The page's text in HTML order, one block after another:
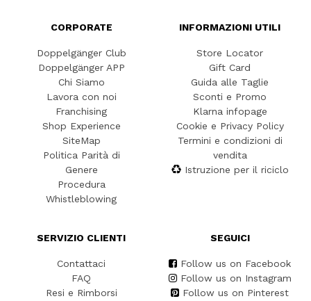
CORPORATE
Doppelgänger Club
Doppelgänger APP
Chi Siamo
Lavora con noi
Franchising
Shop Experience
SiteMap
Politica Parità di
Genere
Procedura
Whistleblowing
INFORMAZIONI UTILI
Store Locator
Gift Card
Guida alle Taglie
Sconti e Promo
Klarna infopage
Cookie e Privacy Policy
Termini e condizioni di
vendita
Istruzione per il riciclo
SERVIZIO CLIENTI
Contattaci
FAQ
Resi e Rimborsi
SEGUICI
Follow us on Facebook
Follow us on Instagram
Follow us on Pinterest